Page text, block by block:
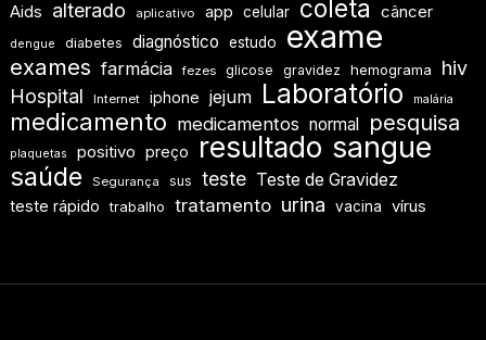
Aids alterado aplicativo app celular coleta câncer
dengue diabetes diagnóstico estudo exame
exames farmácia fezes glicose gravidez hemograma
hiv
Hospital
Internet iphone jejum Laboratório malária
medicamento medicamentos normal pesquisa
plaquetas positivo preço resultado sangue
saúde Segurança sus teste Teste de Gravidez
teste rápido trabalho tratamento urina vacina vírus